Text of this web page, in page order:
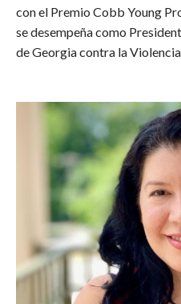
con el Premio Cobb Young
se desempeña como
de Georgia contra la